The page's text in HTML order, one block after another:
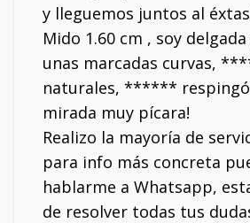
y lleguemos juntos al
Mido 1.60 cm , soy
unas marcadas curvas,
naturales, ******
mirada muy pícara!
Realizo la mayoría de
para info más concreta
hablarme a Whatsapp,
de resolver todas tus